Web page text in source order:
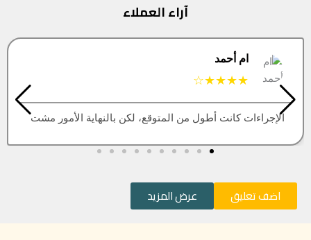
آراء العملاء
من المتوقع، لكن بالنهاية الأمور مشت العقار اللي كنت
اضف تعليق عرض المزيد